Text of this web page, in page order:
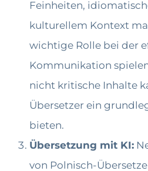
Feinheiten,
kulturellem Kontext
wichtige Rolle bei der
Kommunikation
nicht kritische Inhalte
Übersetzer ein
bieten.
Übersetzung mit KI:
von Polnisch-